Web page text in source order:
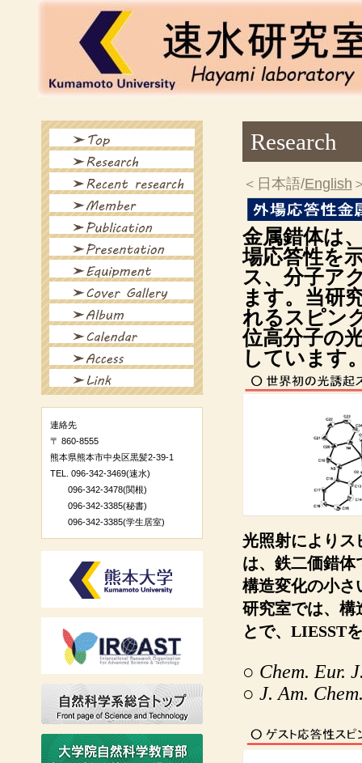
Research
＜日本語/English
金属錯体は
場応答性を
ス、分子ア
ます。当研
れるスピン
位高分子の
しています
光照射によりス
は、鉄二価錯体
構造変化の小さ
研究室では、構
とで、LIESST
○ Chem. Eur.
○ J. Am.
連絡先
〒 860-8555
熊本県熊本市中央区黒髪2-39-1
TEL. 096-342-3469(速水)
096-342-3478(関根)
096-342-3385(秘書)
096-342-3385(学生居室)